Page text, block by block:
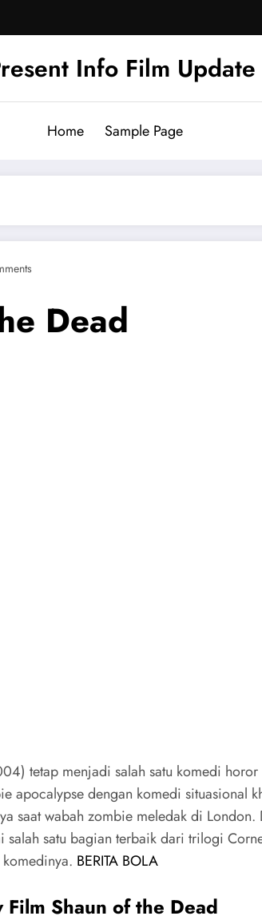
Info Film
Home Sample Page
Dead
tetap menjadi salah satu komedi
apocalypse dengan komedi situasional
saat wabah zombie meledak di
satu bagian terbaik dari trilogi
BERITA BOLA
Shaun of the Dead